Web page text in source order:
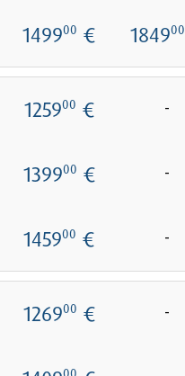
149900 € 184900
125900 € -
139900 € -
145900 € -
126900 € -
00